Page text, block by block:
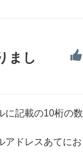
まし
に記載の10桁の数
アドレスあてにお